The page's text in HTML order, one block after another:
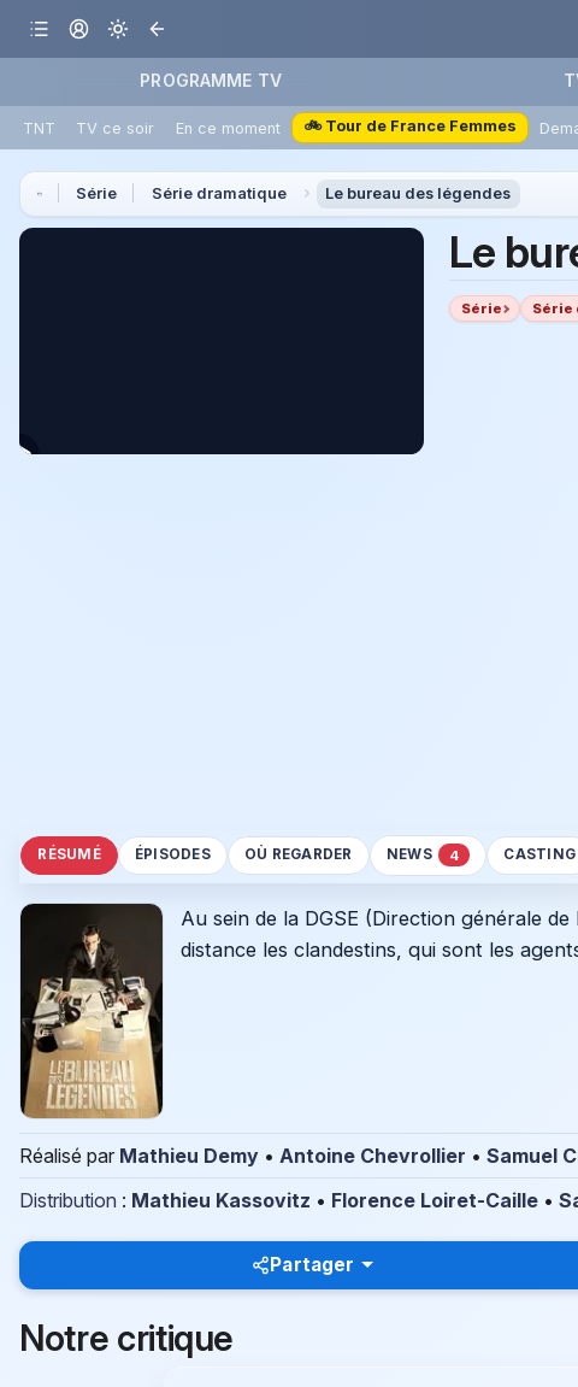
PROGRAMME TV
TNT TV ce soir En ce moment 🚲 Tour de France Femmes
Série Série dramatique Le bureau des légendes
Le
Série Série
RÉSUMÉ ÉPISODES OÙ REGARDER NEWS 4 CASTING
Au sein de la DGSE (Direction générale
distance les clandestins, qui sont les
Réalisé par Mathieu Demy • Antoine Chevrollier • Samuel
Distribution : Mathieu Kassovitz • Florence Loiret-Caille •
Partager
Notre critique